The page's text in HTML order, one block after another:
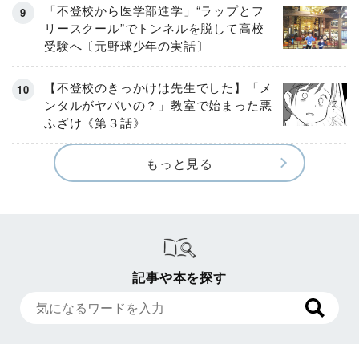
「不登校から医学部進学」“ラップとフ
リースクール”でトンネルを脱して高校
受験へ〔元野球少年の実話〕
【不登校のきっかけは先生でした】「メ
ンタルがヤバいの？」教室で始まった悪
ふざけ《第３話》
もっと見る
記事や本を探す